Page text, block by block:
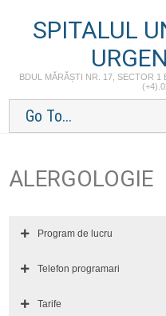
SPITALUL
BDUL MĂRĂȘTI NR. 17, SECTOR 1
Go To...
ALERGOLOGIE
Program de lucru
Telefon programari
Tarife